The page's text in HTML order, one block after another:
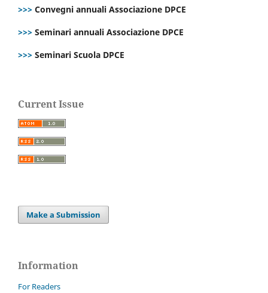
>>> Convegni annuali Associazione DPCE
>>> Seminari annuali Associazione DPCE
>>> Seminari Scuola DPCE
Current Issue
Make a Submission
Information
For Readers